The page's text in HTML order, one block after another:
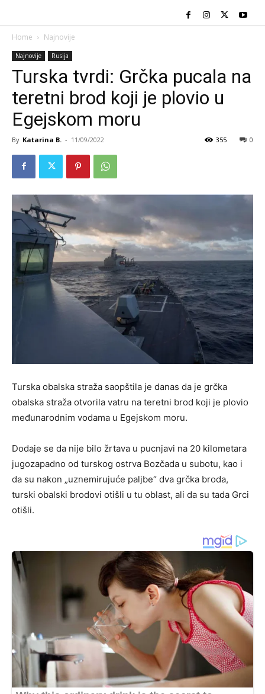
Home Najnovije
Najnovije Rusija
Turska tvrdi: Grčka pucala na
teretni brod koji je plovio u
Egejskom moru
By Katarina B. - 11/09/2022 0
355
Turska obalska straža saopštila je danas da je grčka
obalska straža otvorila vatru na teretni brod koji je plovio
međunarodnim vodama u Egejskom moru.
Dodaje se da nije bilo žrtava u pucnjavi na 20 kilometara
jugozapadno od turskog ostrva Bozčada u subotu, kao i
da su nakon „uznemirujuće paljbe“ dva grčka broda,
turski obalski brodovi otišli u tu oblast, ali da su tada Grci
otišli.